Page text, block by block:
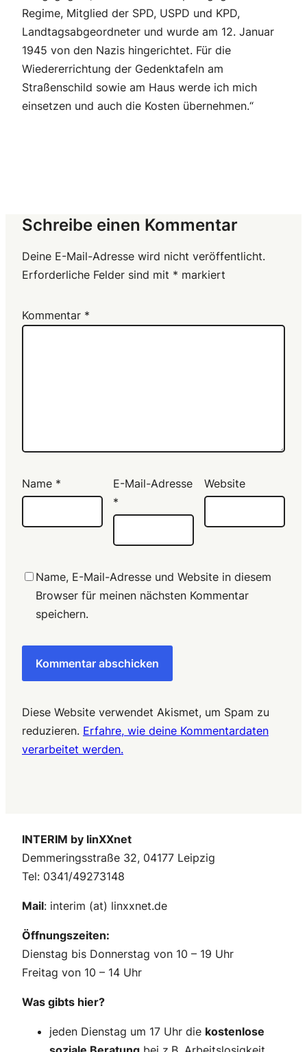
Regime, Mitglied der SPD, USPD und KPD,
Landtagsabgeordneter und wurde am 12. Januar
1945 von den Nazis hingerichtet. Für die
Wiedererrichtung der Gedenktafeln am
Straßenschild sowie am Haus werde ich mich
einsetzen und auch die Kosten übernehmen.“
Schreibe einen Kommentar
Deine E-Mail-Adresse wird nicht veröffentlicht.
Erforderliche Felder sind mit * markiert
Kommentar *
Name *
E-Mail-Adresse
*
Website
Name, E-Mail-Adresse und Website in diesem
Browser für meinen nächsten Kommentar
speichern.
Diese Website verwendet Akismet, um Spam zu
reduzieren. Erfahre, wie deine Kommentardaten
verarbeitet werden.
INTERIM by linXXnet
Demmeringsstraße 32, 04177 Leipzig
Tel: 0341/49273148
Mail: interim (at) linxxnet.de
Öffnungszeiten:
Dienstag bis Donnerstag von 10 – 19 Uhr
Freitag von 10 – 14 Uhr
Was gibts hier?
jeden Dienstag um 17 Uhr die kostenlose